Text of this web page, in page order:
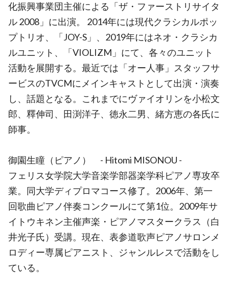
化振興事業団主催による「ザ・ファーストリサイタ
ル 2008」に出演。 2014年には現代クラシカルポッ
プトリオ、「JOY-S」、2019年にはネオ・クラシカ
ルユニット、「VIOLIZM」にて、各々のユニット
活動を展開する。最近では「オー人事」スタッフサ
ービスのTVCMにメインキャストとして出演・演奏
し、話題となる。これまでにヴァイオリンを小松文
郎、釋伸司、田渕洋子、徳永二男、緒方恵の各氏に
師事。
御園生瞳（ピアノ） - Hitomi MISONOU -
フェリス女学院大学音楽学部器楽学科ピアノ専攻卒
業。同大学ディプロマコース修了。2006年、第一
回歌曲ピアノ伴奏コンクールにて第1位。2009年サ
イトウキネン主催声楽・ピアノマスタークラス（白
井光子氏）受講。現在、表参道歌声ピアノサロンメ
ロディー専属ピアニスト、ジャンルレスで活動をし
ている。